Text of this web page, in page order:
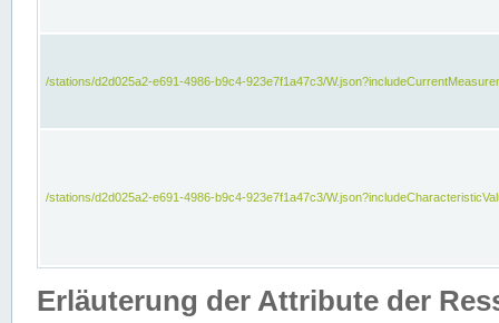
/stations/d2d025a2-e691-4986-b9c4-923e7f1a47c3/
/stations/d2d025a2-e691-4986-b9c4-923e7f1a47c3/
Erläuterung der Attribute der